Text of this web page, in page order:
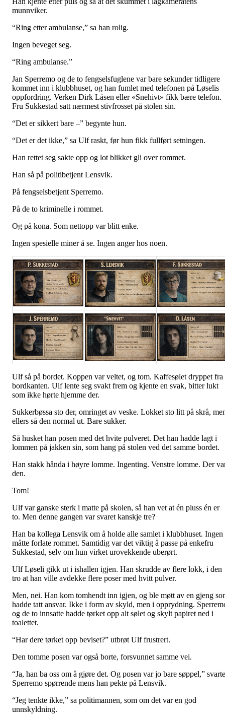
munnviker.
“Ring etter ambulanse,” sa han rolig.
Ingen beveget seg.
“Ring ambulanse.”
Jan Sperremo og de to fengselsfuglene var bare sekunder tidligere
kommet inn i klubbhuset, og han fumlet med telefonen på Løselis
oppfordring. Verken Dirk Låsen eller «Snehivt» fikk bære telefon.
Fru Sukkestad satt nærmest stivfrosset på stolen sin.
“Det er sikkert bare –” begynte hun.
“Det er det ikke,” sa Ulf raskt, før hun fikk fullført setningen.
Han rettet seg sakte opp og lot blikket gli over rommet.
Han så på politibetjent Lensvik.
På fengselsbetjent Sperremo.
På de to kriminelle i rommet.
Og på kona. Som nettopp var blitt enke.
Ingen spesielle miner å se. Ingen anger hos noen.
Ulf så på bordet. Koppen var veltet, og tom. Kaffesølet dryppet fra
bordkanten. Ulf lente seg svakt frem og kjente en svak, bitter lukt
som ikke hørte hjemme der.
Sukkerbøssa sto der, omringet av veske. Lokket sto litt på skrå,
ellers så den normal ut. Bare sukker.
Så husket han posen med det hvite pulveret. Det han hadde lagt i
lommen på jakken sin, som hang på stolen ved det samme bordet.
Han stakk hånda i høyre lomme. Ingenting. Venstre lomme. Der
den.
Tom!
Ulf var ganske sterk i matte på skolen, så han vet at én pluss én er
to. Men denne gangen var svaret kanskje tre?
Han ba kollega Lensvik om å holde alle samlet i klubbhuset. Ingen
måtte forlate rommet. Samtidig var det viktig å passe på enkefru
Sukkestad, selv om hun virket urovekkende uberørt.
Ulf Løseli gikk ut i ishallen igjen. Han skrudde av flere lokk, i den
tro at han ville avdekke flere poser med hvitt pulver.
Men, nei. Han kom tomhendt inn igjen, og ble møtt av en gjeng
hadde tatt ansvar. Ikke i form av skyld, men i opprydning.
og de to innsatte hadde tørket opp alt sølet og skylt papiret ned i
toalettet.
“Har dere tørket opp beviset?” utbrøt Ulf frustrert.
Den tomme posen var også borte, forsvunnet samme vei.
“Ja, han ba oss om å gjøre det. Og posen var jo bare søppel,” svarte
Sperremo spørrende mens han pekte på Lensvik.
“Jeg tenkte ikke,” sa politimannen, som om det var en god
unnskyldning.